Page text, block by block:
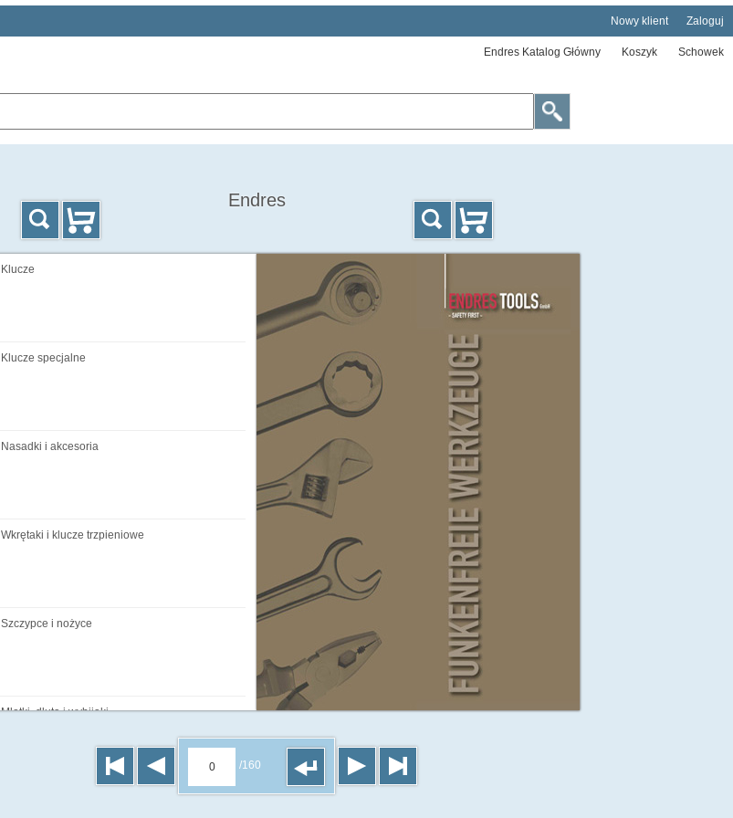
Nowy klient Zaloguj
Endres Katalog Główny Koszyk Schowek
Klucze
Klucze specjalne
Nasadki i akcesoria
Wkrętaki i klucze trzpieniowe
Szczypce i nożyce
Młotki, dłuta i wybijaki
/160
Endres